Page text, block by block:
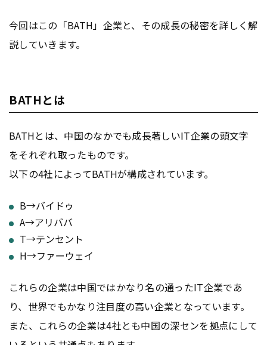
今回はこの「BATH」企業と、その成長の秘密を詳しく解
説していきます。
BATHとは
BATHとは、中国のなかでも成長著しいIT企業の頭文字
をそれぞれ取ったものです。
以下の4社によってBATHが構成されています。
B→バイドゥ
A→アリババ
T→テンセント
H→ファーウェイ
これらの企業は中国ではかなり名の通ったIT企業であ
り、世界でもかなり注目度の高い企業となっています。
また、これらの企業は4社とも中国の深センを拠点にして